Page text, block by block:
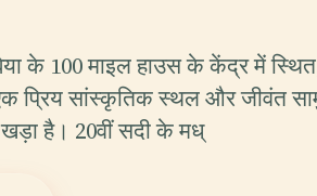
के 100 माइल हाउस के केंद्र में
प्रिय सांस्कृतिक स्थल और जीवंत
है। 20वीं सदी के मध्